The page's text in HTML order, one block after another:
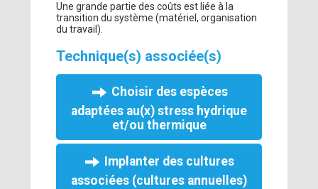
Une grande partie des coûts est liée à la
transition du système (matériel, organisation
du travail).
Technique(s) associée(s)
Choisir des espèces
adaptées au(x) stress hydrique
et/ou thermique
Implanter des cultures
associées (cultures annuelles)